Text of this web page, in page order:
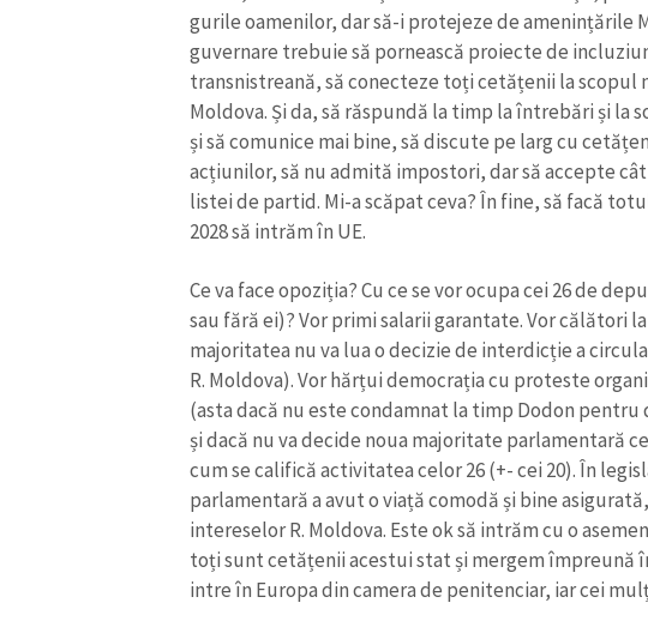
gurile oamenilor, dar să-i protejeze de amenințările
guvernare trebuie să pornească proiecte de
transnistreană, să conecteze toți cetățenii la scopul
Moldova. Și da, să răspundă la timp la întrebări și la
și să comunice mai bine, să discute pe larg cu
acțiunilor, să nu admită impostori, dar să accepte
listei de partid. Mi-a scăpat ceva? În fine, să facă
2028 să intrăm în UE.
Ce va face opoziția? Cu ce se vor ocupa cei 26 de
sau fără ei)? Vor primi salarii garantate. Vor călători
majoritatea nu va lua o decizie de interdicție a
R. Moldova). Vor hărțui democrația cu proteste
(asta dacă nu este condamnat la timp Dodon
și dacă nu va decide noua majoritate parlamentară
cum se califică activitatea celor 26 (+- cei 20). În
parlamentară a avut o viață comodă și bine
intereselor R. Moldova. Este ok să intrăm cu o
toți sunt cetățenii acestui stat și mergem împreună
intre în Europa din camera de penitenciar, iar cei